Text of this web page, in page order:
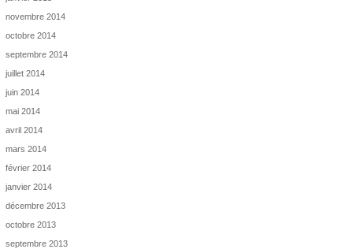
novembre 2014
octobre 2014
septembre 2014
juillet 2014
juin 2014
mai 2014
avril 2014
mars 2014
février 2014
janvier 2014
décembre 2013
octobre 2013
septembre 2013